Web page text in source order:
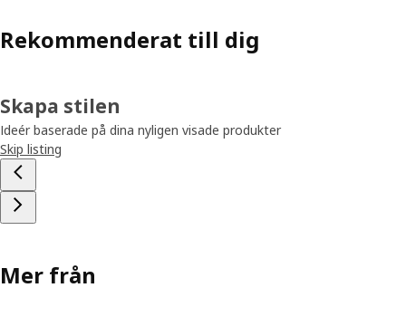
Rekommenderat till dig
Skapa stilen
Ideér baserade på dina nyligen visade produkter
Skip listing
Mer från